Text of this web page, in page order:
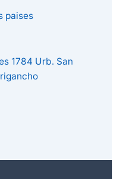
paises
1784 Urb. San